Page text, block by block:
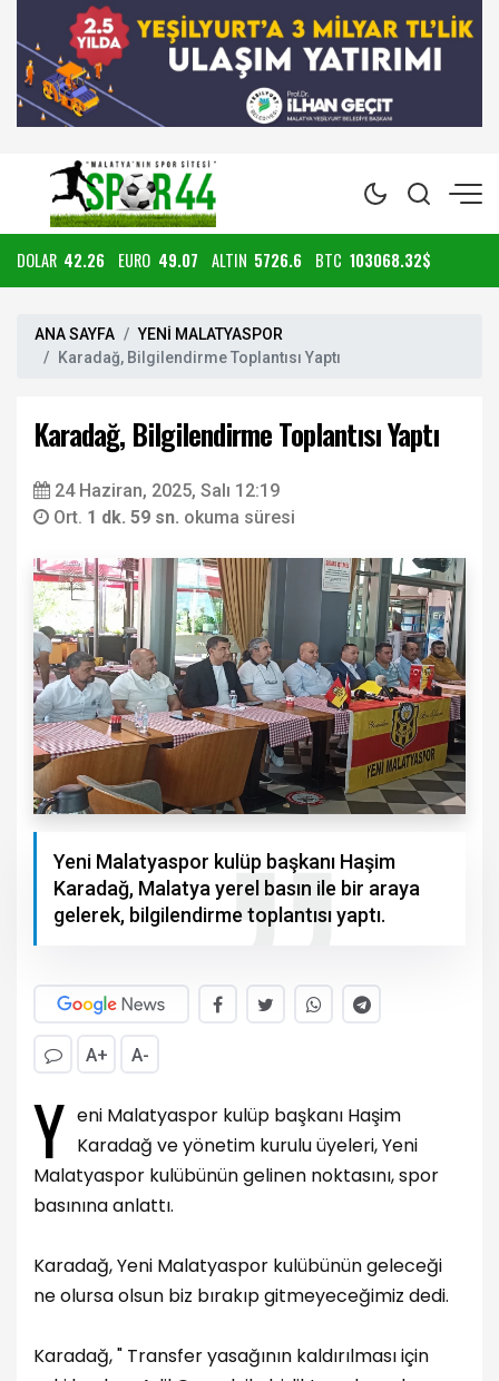
DOLAR 42.26 EURO 49.07 ALTIN 5726.6 BTC 103068.32$
ANA SAYFA
YENİ MALATYASPOR
Karadağ, Bilgilendirme Toplantısı Yaptı
Karadağ, Bilgilendirme Toplantısı Yaptı
24 Haziran, 2025, Salı 12:19
Ort. 1 dk. 59 sn. okuma süresi
Yeni Malatyaspor kulüp başkanı Haşim
Karadağ, Malatya yerel basın ile bir araya
gelerek, bilgilendirme toplantısı yaptı.
A+ A-
Y eni Malatyaspor kulüp başkanı Haşim
Karadağ ve yönetim kurulu üyeleri, Yeni
Malatyaspor kulübünün gelinen noktasını, spor
basınına anlattı.
Karadağ, Yeni Malatyaspor kulübünün geleceği
ne olursa olsun biz bırakıp gitmeyeceğimiz dedi.
Karadağ, " Transfer yasağının kaldırılması için